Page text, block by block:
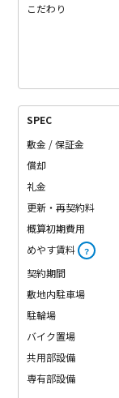
こだわり
SPEC
敷金 / 保証金
償却
礼金
更新・再契約料
概算初期費用
めやす賃料 ？
契約期間
敷地内駐車場
駐輪場
バイク置場
共用部設備
専有部設備